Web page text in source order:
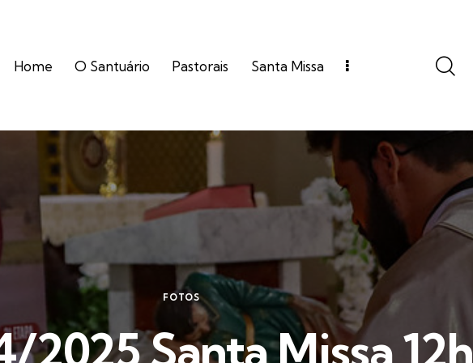
Home O Santuário Pastorais Santa Missa
FOTOS
2025 Santa Missa 12h